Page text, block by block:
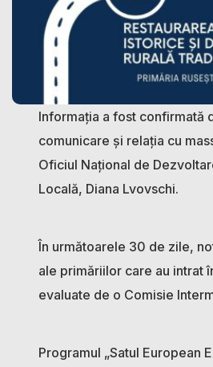
Informația a fost confirmată
comunicare și relația cu
Oficiul Național de
Locală, Diana Lvovschi.
În următoarele 30 de zile,
ale primăriilor care au intrat
evaluate de o Comisie
Programul „Satul European